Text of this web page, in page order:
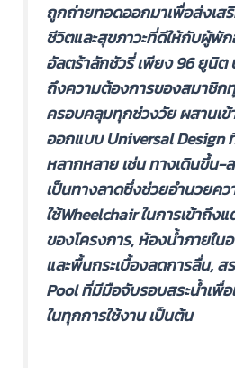
ถูกถ่ายทอดออกมาเพื่อส่งเ
ชีวิตและสุขภาวะที่ดีให้กับผู้พั
อัลตร้าลักชัวรี่ เพียง 96 ยูนิต
ถึงความต้องการของสมาชิก
ครอบคลุมทุกช่วงวัย ผสานเ
ออกแบบ Universal Design
หลากหลาย เช่น ทางเดินขึ้น
เป็นทางลาดซึ่งช่วยอำนวยค
ใช้Wheelchair ในการเข้าถึง
ของโครงการ, ห้องน้ำภายใน
และพื้นกระเบื้องลดการลื่น, ส
Pool ที่มีมือจับรอบสระน้ำเพื่
ในทุกการใช้งาน เป็นต้น